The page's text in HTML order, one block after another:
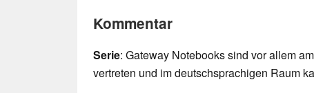
Kommentar
Serie: Gateway Notebooks sind vor allem
vertreten und im deutschsprachigen Raum